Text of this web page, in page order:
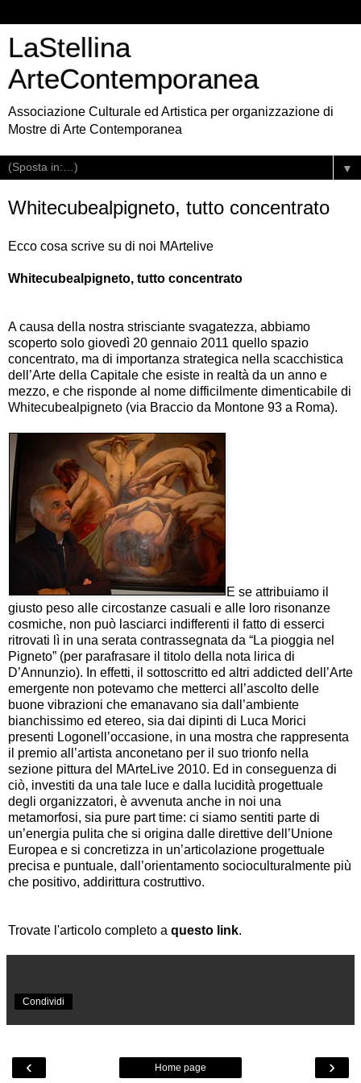
LaStellina
ArteContemporanea
Associazione Culturale ed Artistica per organizzazione di
Mostre di Arte Contemporanea
▼
Whitecubealpigneto, tutto concentrato
Ecco cosa scrive su di noi MArtelive
Whitecubealpigneto, tutto concentrato
A causa della nostra strisciante svagatezza, abbiamo
scoperto solo giovedì 20 gennaio 2011 quello spazio
concentrato, ma di importanza strategica nella scacchistica
dell’Arte della Capitale che esiste in realtà da un anno e
mezzo, e che risponde al nome difficilmente dimenticabile di
Whitecubealpigneto (via Braccio da Montone 93 a Roma).
E se attribuiamo il
giusto peso alle circostanze casuali e alle loro risonanze
cosmiche, non può lasciarci indifferenti il fatto di esserci
ritrovati lì in una serata contrassegnata da “La pioggia nel
Pigneto” (per parafrasare il titolo della nota lirica di
D’Annunzio). In effetti, il sottoscritto ed altri addicted dell’Arte
emergente non potevamo che metterci all’ascolto delle
buone vibrazioni che emanavano sia dall’ambiente
bianchissimo ed etereo, sia dai dipinti di Luca Morici
presenti Logonell’occasione, in una mostra che rappresenta
il premio all’artista anconetano per il suo trionfo nella
sezione pittura del MArteLive 2010. Ed in conseguenza di
ciò, investiti da una tale luce e dalla lucidità progettuale
degli organizzatori, è avvenuta anche in noi una
metamorfosi, sia pure part time: ci siamo sentiti parte di
un’energia pulita che si origina dalle direttive dell’Unione
Europea e si concretizza in un’articolazione progettuale
precisa e puntuale, dall’orientamento socioculturalmente più
che positivo, addirittura costruttivo.
Trovate l'articolo completo a questo link.
Condividi
‹ ›
Home page